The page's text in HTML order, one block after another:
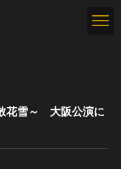
花雪～ 大阪公演に